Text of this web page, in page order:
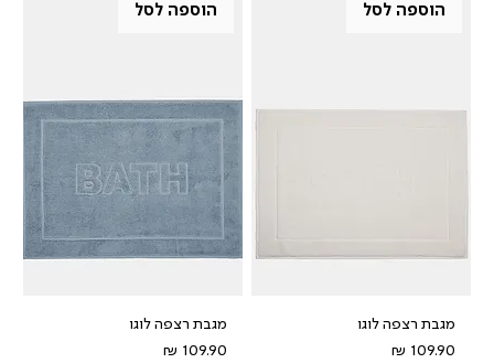
הוספה לסל
מגבת רצפה לוגו
מחיר
הוספה לסל
מגבת רצפה לוגו
מחיר